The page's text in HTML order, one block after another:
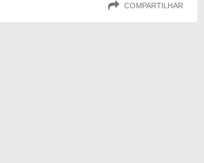
COMPARTILHAR